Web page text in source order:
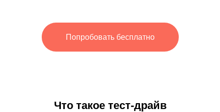
Попробовать бесплатно
Что такое тест-драйв